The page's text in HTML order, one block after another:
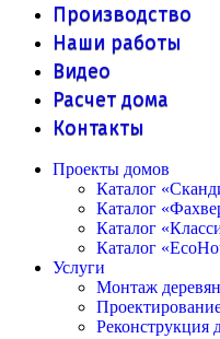
Производство
Наши работы
Видео
Расчет дома
Контакты
Проекты домов
Каталог
Каталог
Каталог
Каталог
Услуги
Монтаж
Реконструкция